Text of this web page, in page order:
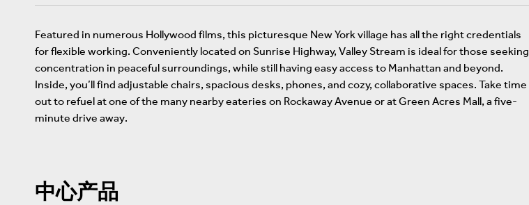
Featured in numerous Hollywood films, this picturesque New York village has all the right credentials
for flexible working. Conveniently located on Sunrise Highway, Valley Stream is ideal for those seeking
concentration in peaceful surroundings, while still having easy access to Manhattan and beyond.
Inside, you’ll find adjustable chairs, spacious desks, phones, and cozy, collaborative spaces. Take time
out to refuel at one of the many nearby eateries on Rockaway Avenue or at Green Acres Mall, a five-
minute drive away.
中心产品